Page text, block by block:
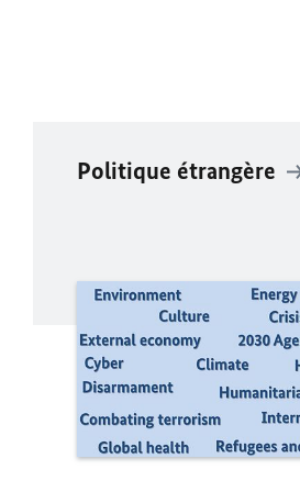
Politique étrangère